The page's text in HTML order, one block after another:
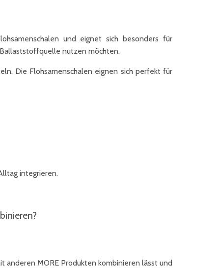
und eignet sich besonders für
nutzen möchten.
Die Flohsamenschalen eignen sich perfekt für
integrieren.
anderen MORE Produkten kombinieren lässt und